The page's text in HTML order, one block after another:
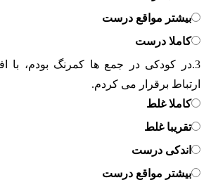
بیشتر مواقع درست
کاملا درست
3. در کودکی در جمع ها کمرنگ بودم، با
ارتباط برقرار می کردم.
کاملا غلط
تقریبا غلط
اندکی درست
بیشتر مواقع درست